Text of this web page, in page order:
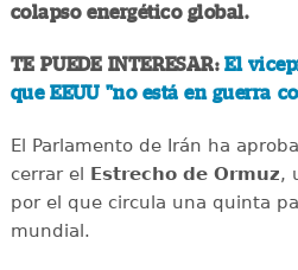
colapso energético global.
TE PUEDE INTERESAR:El
que EEUU "no está en guerra
El Parlamento de Irán ha
cerrar el Estrecho de Ormuz,
por el que circula una quinta
mundial.